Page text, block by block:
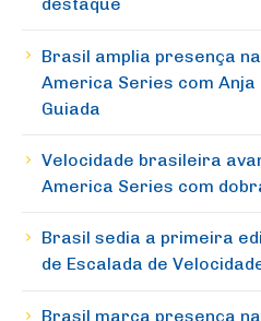
Brasil amplia presença
America Series com Anja
Guiada
Velocidade brasileira
America Series com
Brasil sedia a primeira
de Escalada de
Brasil marca presença